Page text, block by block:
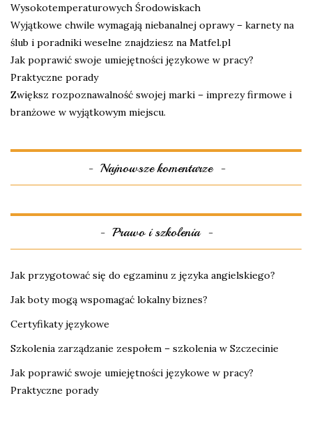
Wysokotemperaturowych Środowiskach
Wyjątkowe chwile wymagają niebanalnej oprawy – karnety na
ślub i poradniki weselne znajdziesz na Matfel.pl
Jak poprawić swoje umiejętności językowe w pracy?
Praktyczne porady
Zwiększ rozpoznawalność swojej marki – imprezy firmowe i
branżowe w wyjątkowym miejscu.
Najnowsze komentarze
Prawo i szkolenia
Jak przygotować się do egzaminu z języka angielskiego?
Jak boty mogą wspomagać lokalny biznes?
Certyfikaty językowe
Szkolenia zarządzanie zespołem – szkolenia w Szczecinie
Jak poprawić swoje umiejętności językowe w pracy?
Praktyczne porady